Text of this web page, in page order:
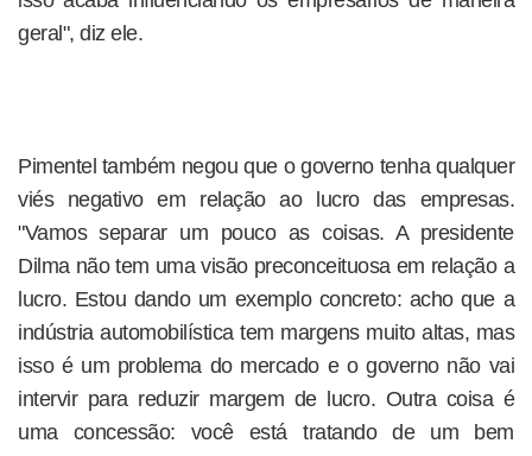
geral", diz ele.
Pimentel também negou que o governo tenha qualquer
viés negativo em relação ao lucro das empresas.
"Vamos separar um pouco as coisas. A presidente
Dilma não tem uma visão preconceituosa em relação a
lucro. Estou dando um exemplo concreto: acho que a
indústria automobilística tem margens muito altas, mas
isso é um problema do mercado e o governo não vai
intervir para reduzir margem de lucro. Outra coisa é
uma concessão: você está tratando de um bem